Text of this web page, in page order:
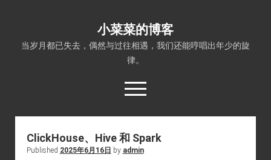
小菜菜的博客
当岁月都已失去，偶然与过往相遇，我们还能哼唱出年少的旋
律。
open
menu
ClickHouse、Hive 和 Spark
Published 2025年6月16日 by admin